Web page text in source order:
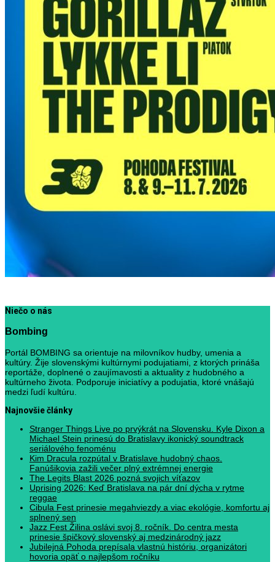
Niečo o nás
Bombing
Portál BOMBING sa orientuje na milovníkov hudby, umenia a
kultúry. Žije slovenskými kultúrnymi podujatiami, z ktorých prináša
reportáže, doplnené o zaujímavosti a aktuality z hudobného a
kultúrneho života. Podporuje iniciatívy a podujatia, ktoré vnášajú
medzi ľudí kultúru.
Najnovšie články
Stranger Things Live po prvýkrát na Slovensku. Kyle Dixon a
Michael Stein prinesú do Bratislavy ikonický soundtrack
seriálového fenoménu
Kim Dracula rozpútal v Bratislave hudobný chaos.
Fanúšikovia zažili večer plný extrémnej energie
The Legits Blast 2026 pozná svojich víťazov
Uprising 2026: Keď Bratislava na pár dní dýcha v rytme
reggae
Cibula Fest prinesie megahviezdy a viac ekológie, komfortu aj
splnený sen
Jazz Fest Žilina oslávi svoj 8. ročník. Do centra mesta
prinesie špičkový slovenský aj medzinárodný jazz
Jubilejná Pohoda prepísala vlastnú históriu, organizátori
hovoria opäť o najlepšom ročníku